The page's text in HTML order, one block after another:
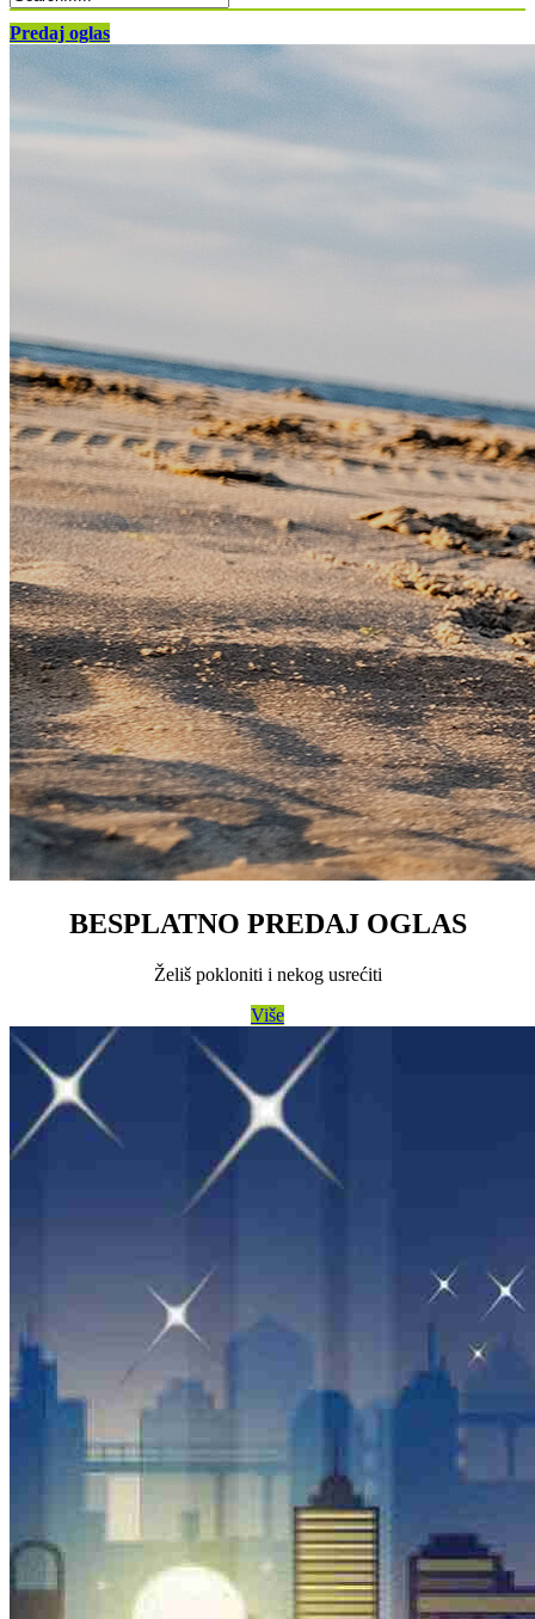
Predaj oglas
BESPLATNO PREDAJ OGLAS
Želiš pokloniti i nekog usrećiti
Više